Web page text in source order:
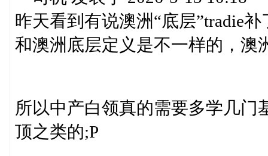
昨天看到有说澳洲“底层”tradie
和澳洲底层定义是不一样的，澳
所以中产白领真的需要多学几门
顶之类的;P